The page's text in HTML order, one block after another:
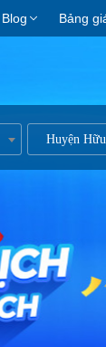
Blog Bảng
Huyện